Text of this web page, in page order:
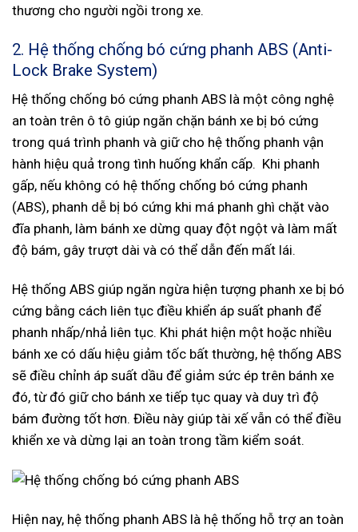
thương cho người ngồi trong xe.
2. Hệ thống chống bó cứng phanh ABS (Anti-
Lock Brake System)
Hệ thống chống bó cứng phanh ABS là một công nghệ
an toàn trên ô tô giúp ngăn chặn bánh xe bị bó cứng
trong quá trình phanh và giữ cho hệ thống phanh vận
hành hiệu quả trong tình huống khẩn cấp. Khi phanh
gấp, nếu không có hệ thống chống bó cứng phanh
(ABS), phanh dễ bị bó cứng khi má phanh ghì chặt vào
đĩa phanh, làm bánh xe dừng quay đột ngột và làm mất
độ bám, gây trượt dài và có thể dẫn đến mất lái.
Hệ thống ABS giúp ngăn ngừa hiện tượng phanh xe bị bó
cứng bằng cách liên tục điều khiển áp suất phanh để
phanh nhấp/nhả liên tục. Khi phát hiện một hoặc nhiều
bánh xe có dấu hiệu giảm tốc bất thường, hệ thống ABS
sẽ điều chỉnh áp suất dầu để giảm sức ép trên bánh xe
đó, từ đó giữ cho bánh xe tiếp tục quay và duy trì độ
bám đường tốt hơn. Điều này giúp tài xế vẫn có thể điều
khiển xe và dừng lại an toàn trong tầm kiểm soát.
Hiện nay, hệ thống phanh ABS là hệ thống hỗ trợ an toàn